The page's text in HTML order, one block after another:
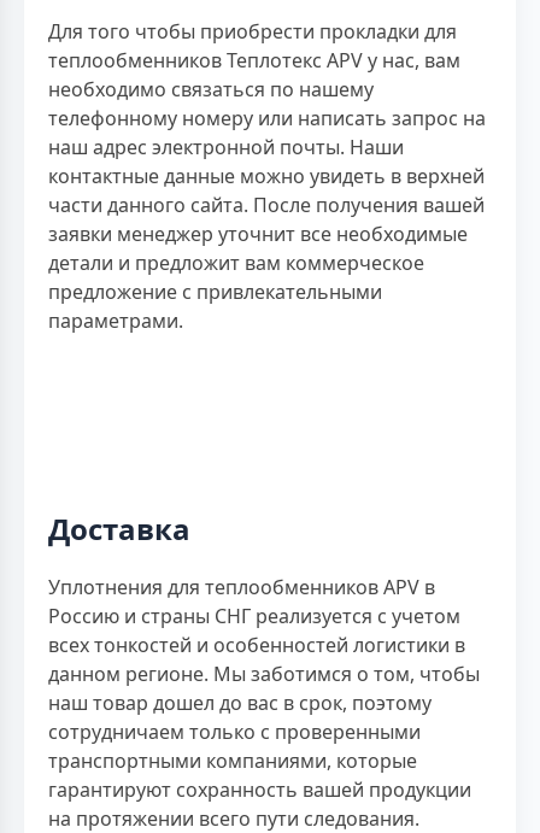
Для того чтобы приобрести прокладки для
теплообменников Теплотекс APV у нас, вам
необходимо связаться по нашему
телефонному номеру или написать запрос на
наш адрес электронной почты. Наши
контактные данные можно увидеть в верхней
части данного сайта. После получения вашей
заявки менеджер уточнит все необходимые
детали и предложит вам коммерческое
предложение с привлекательными
параметрами.
Доставка
Уплотнения для теплообменников APV в
Россию и страны СНГ реализуется с учетом
всех тонкостей и особенностей логистики в
данном регионе. Мы заботимся о том, чтобы
наш товар дошел до вас в срок, поэтому
сотрудничаем только с проверенными
транспортными компаниями, которые
гарантируют сохранность вашей продукции
на протяжении всего пути следования.